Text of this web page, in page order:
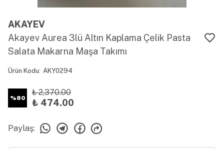
AKAYEV
Akayev Aurea 3lü Altın Kaplama Çelik Pasta
Salata Makarna Maşa Takımı
Ürün Kodu: AKY0294
%80
₺ 2,370.00
₺ 474.00
Paylaş: